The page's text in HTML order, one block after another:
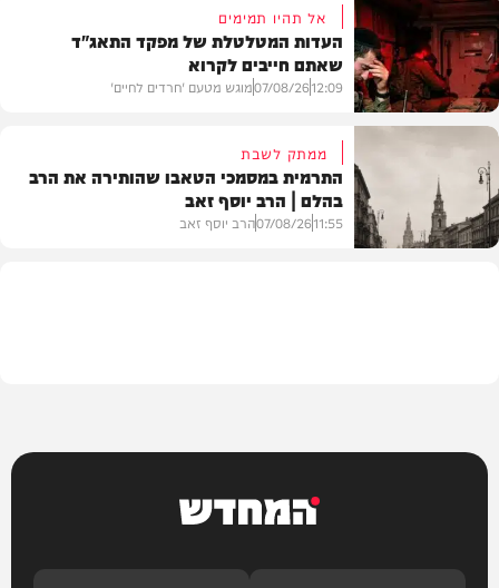
וידאו
דעות
אל תהיו תמימים
העדות המטלטלת של מפקד התאג"ד
שאתם חייבים לקרוא
12:09
07/08/26מוגש מטעם 'חרדים לחיים'
ממתק לשבת
התרמית במסמכי הטאבו שהותירה את הרב
בהלם | הרב יוסף זאב
11:55
07/08/26הרב יוסף זאב
המחדש